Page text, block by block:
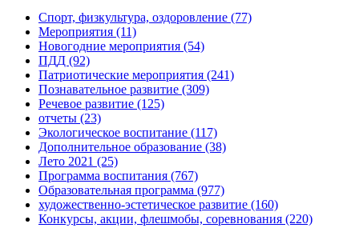
Спорт, физкультура, оздоровление (77)
Мероприятия (11)
Новогодние мероприятия (54)
ПДД (92)
Патриотические мероприятия (241)
Познавательное развитие (309)
Речевое развитие (125)
отчеты (23)
Экологическое воспитание (117)
Дополнительное образование (38)
Лето 2021 (25)
Программа воспитания (767)
Образовательная программа (977)
художественно-эстетическое развитие (160)
Конкурсы, акции, флешмобы, соревнования (220)